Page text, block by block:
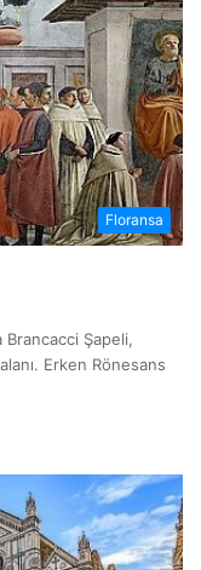
Floransa
Brancacci Şapeli,
Erken Rönesans